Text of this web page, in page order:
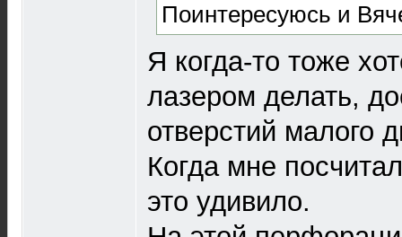
Поинтересуюсь и
Я когда-то тоже
лазером делать,
отверстий малого
Когда мне
это удивило.